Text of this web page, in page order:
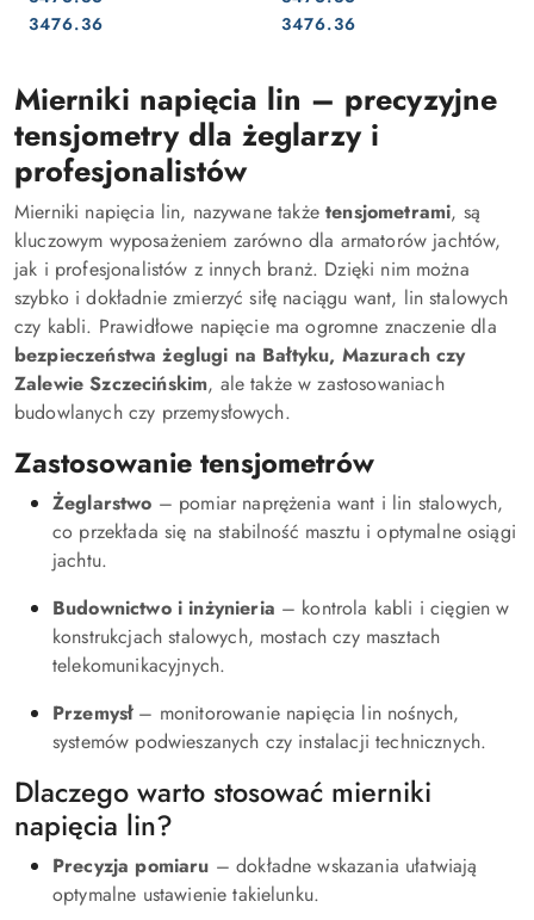
Cena:
Cena:
3476.36 Cena:
Cena:
3476.36
Mierniki napięcia lin – precyzyjne
tensjometry dla żeglarzy i
profesjonalistów
Mierniki napięcia lin, nazywane takżetensjometrami, są
kluczowym wyposażeniem zarówno dla armatorów jachtów,
jak i profesjonalistów z innych branż. Dzięki nim można
szybko i dokładnie zmierzyć siłę naciągu want, lin stalowych
czy kabli. Prawidłowe napięcie ma ogromne znaczenie dla
bezpieczeństwa żeglugi na Bałtyku, Mazurach czy
Zalewie Szczecińskim, ale także w zastosowaniach
budowlanych czy przemysłowych.
Zastosowanie tensjometrów
Żeglarstwo – pomiar naprężenia want i lin stalowych,
co przekłada się na stabilność masztu i optymalne osiągi
jachtu.
Budownictwo i inżynieria – kontrola kabli i cięgien w
konstrukcjach stalowych, mostach czy masztach
telekomunikacyjnych.
Przemysł– monitorowanie napięcia lin nośnych,
systemów podwieszanych czy instalacji technicznych.
Dlaczego warto stosować mierniki
napięcia lin?
Precyzja pomiaru – dokładne wskazania ułatwiają
optymalne ustawienie takielunku.